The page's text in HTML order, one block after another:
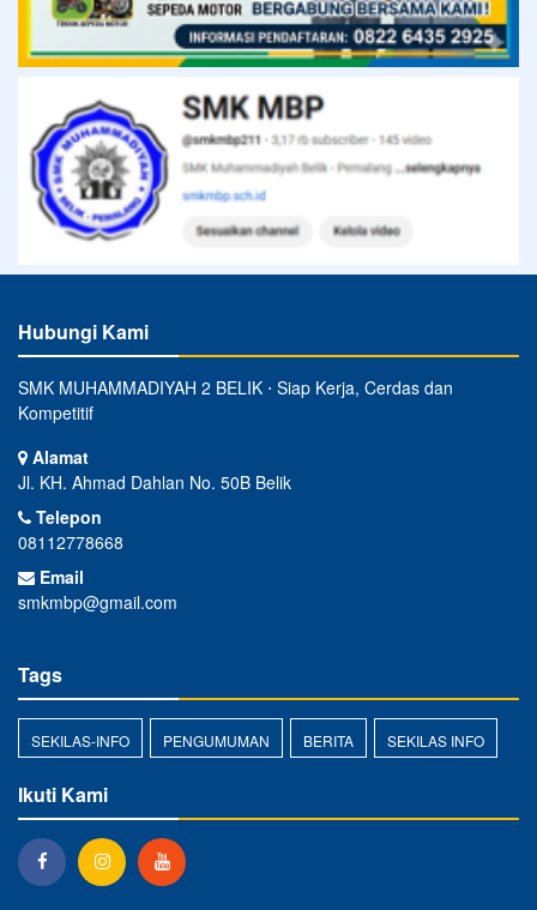
Hubungi Kami
SMK MUHAMMADIYAH 2 BELIK ⋅ Siap Kerja, Cerdas dan
Kompetitif
Alamat
Jl. KH. Ahmad Dahlan No. 50B Belik
Telepon
08112778668
Email
smkmbp@gmail.com
Tags
SEKILAS-INFO PENGUMUMAN BERITA SEKILAS INFO
Ikuti Kami